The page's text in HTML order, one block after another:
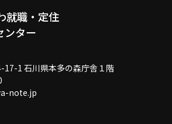
職・定住
ンター
17-1 石川県本多の森庁舎１階
note.jp